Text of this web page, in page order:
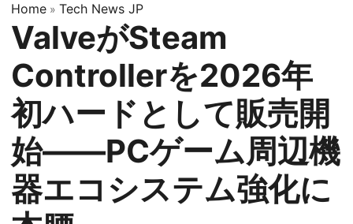
Home » Tech News JP
ValveがSteam
Controllerを2026年
初ハードとして販売開
始——PCゲーム周辺機
器エコシステム強化に